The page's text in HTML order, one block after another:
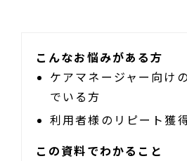
こんなお悩みがある方
ケアマネージャー向け
でいる方
利用者様のリピート獲
この資料でわかること